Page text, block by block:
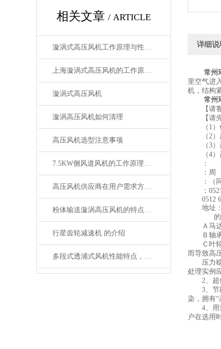
相关文章 / ARTICLE
漩涡式高压风机工作原理与性能特点全面解析
上海漩涡式高压风机的工作原理及性能特点分析
漩涡式高压风机
漩涡高压风机如何清理
高压风机选型注意事项
7.5KW侧风道风机的工作原理与性能分析
高压风机供应商在用户需求方面做出与时俱进创新
粉体输送漩涡高压风机的特点，你知道几个？
行星齿轮减速机 的介绍
多段式透浦式风机性能特点，值得学习一下
详细说
常州
里空气进
机，结构
常州
【请客
【请先
（1）价
（2）产
（3）产
（4）产
：
：周
：（同
：0521
0512
地址：
Ａ马达
Ｂ轴承
Ｃ叶轮
而导致高
压力
处理实例
2、超低
3、节能
染，拥有
4、用途
户在选用